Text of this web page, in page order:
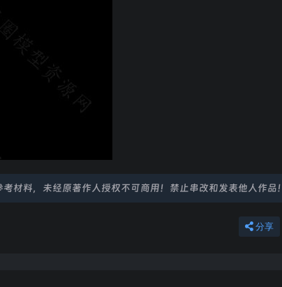
材料，未经原著作人授权不可商用！禁止串改和发表他人作品！
分享